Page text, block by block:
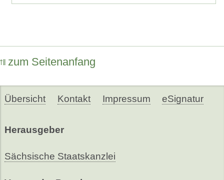
zum Seitenanfang
Übersicht Kontakt Impressum eSignatur
Herausgeber
Sächsische Staatskanzlei